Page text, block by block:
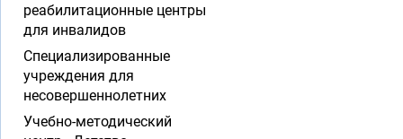
реабилитационные центры
для инвалидов
Специализированные
учреждения для
несовершеннолетних
Учебно-методический